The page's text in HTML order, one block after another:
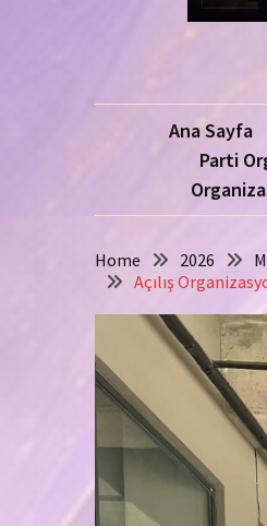
Ana Sayfa
Parti
Home 2026
Açılış